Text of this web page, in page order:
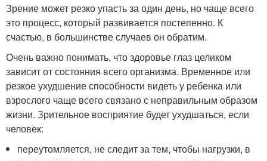
Зрение может резко упасть за один день, но чаще всего
это процесс, который развивается постепенно. К
счастью, в большинстве случаев он обратим.
Очень важно понимать, что здоровье глаз целиком
зависит от состояния всего организма. Временное или
резкое ухудшение способности видеть у ребенка или
взрослого чаще всего связано с неправильным образом
жизни. Зрительное восприятие будет ухудшаться, если
человек:
переутомляется, не следит за тем, чтобы нагрузки, в